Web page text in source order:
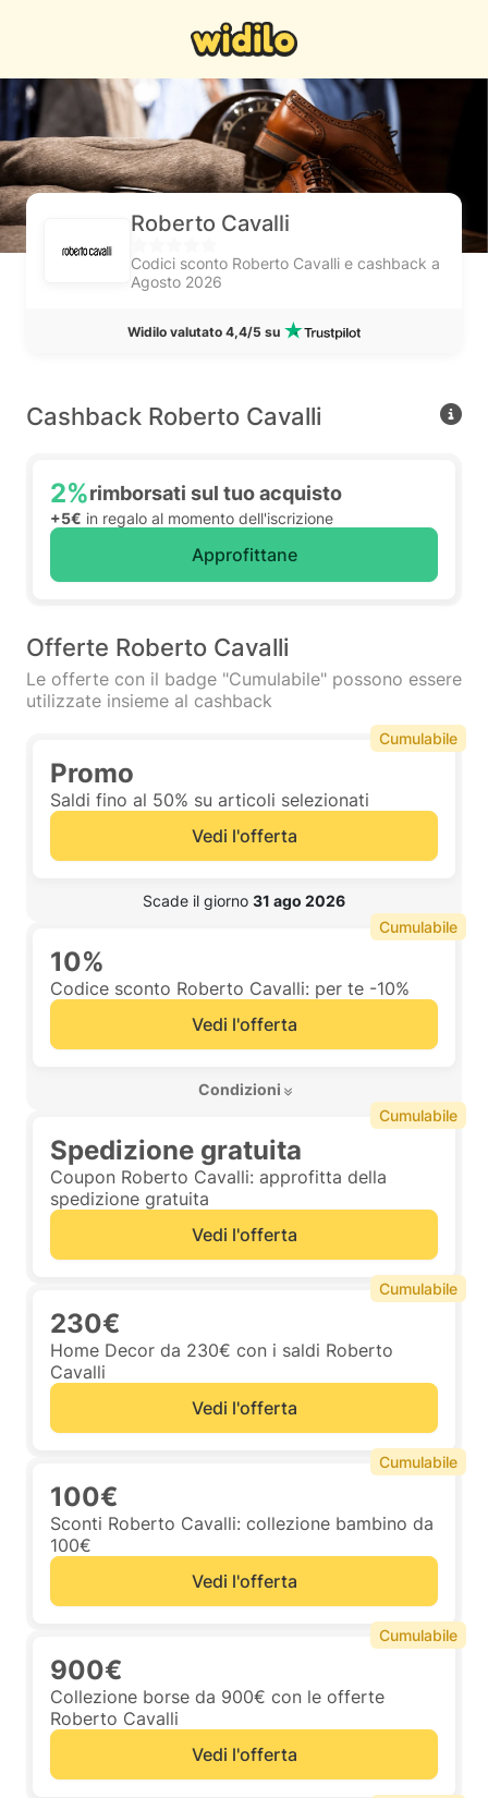
Roberto Cavalli
Codici sconto Roberto Cavalli e cashback a
Agosto 2026
Widilo valutato 4,4/5 su
Cashback Roberto Cavalli
2%rimborsati sul tuo acquisto
+5€ in regalo al momento dell'iscrizione
Approfittane
Offerte Roberto Cavalli
Le offerte con il badge "Cumulabile" possono essere
utilizzate insieme al cashback
Promo
Saldi fino al 50% su articoli selezionati
Vedi l'offerta
Scade il giorno 31 ago 2026
Cumulabile
10%
Codice sconto Roberto Cavalli: per te -10%
Vedi l'offerta
Condizioni
Cumulabile
Spedizione gratuita
Coupon Roberto Cavalli: approfitta della
spedizione gratuita
Vedi l'offerta
Cumulabile
230€
Home Decor da 230€ con i saldi Roberto
Cavalli
Vedi l'offerta
Cumulabile
100€
Sconti Roberto Cavalli: collezione bambino da
100€
Vedi l'offerta
Cumulabile
900€
Collezione borse da 900€ con le offerte
Roberto Cavalli
Vedi l'offerta
Cumulabile